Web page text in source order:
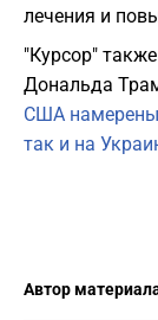
лечения и
"Курсор"
Дональда
США намерены
так и на
Автор